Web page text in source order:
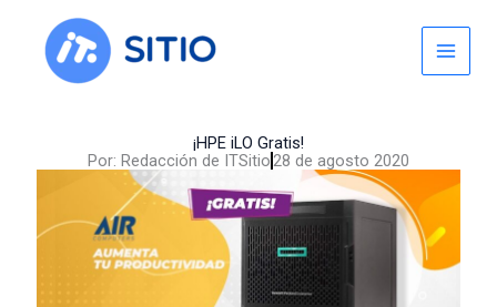
content
¡HPE iLO Gratis!
Por: Redacción de ITSitio28 de agosto 2020